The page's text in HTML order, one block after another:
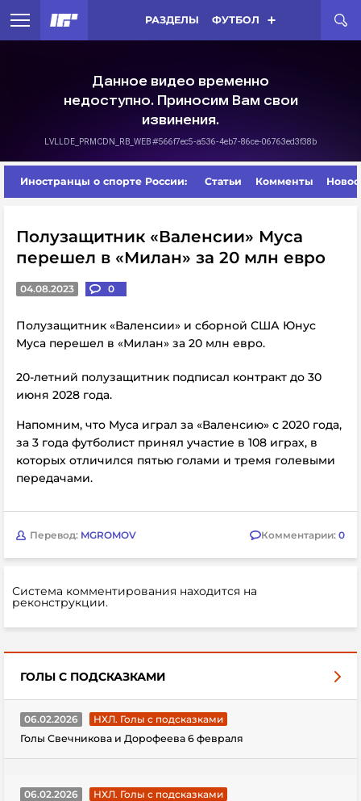
РАЗДЕЛЫ ФУТБОЛ
Иностранцы о спорте России: Статьи Комменты
Полузащитник «Валенсии» Муса
перешел в «Милан» за 20 млн евро
04.08.2023 0
Полузащитник «Валенсии» и сборной США Юнус
Муса перешел в «Милан» за 20 млн евро.
20-летний полузащитник подписал контракт до 30
июня 2028 года.
Напомним, что Муса играл за «Валенсию» с 2020 года,
за 3 года футболист принял участие в 108 играх, в
которых отличился пятью голами и тремя голевыми
передачами.
Перевод: MGROMOV Комментарии: 0
Система комментирования находится на
реконструкции.
ГОЛЫ С ПОДСКАЗКАМИ
06.02.2026
НХЛ. Голы с подсказками
Голы Свечникова и Дорофеева 6 февраля
06.02.2026
НХЛ. Голы с подсказками